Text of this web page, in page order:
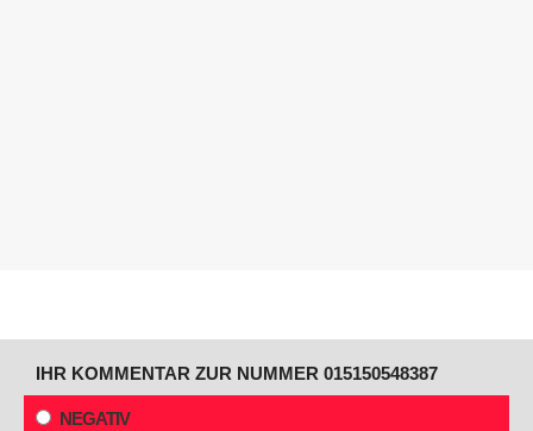
IHR KOMMENTAR ZUR NUMMER 015150548387
NEGATIV